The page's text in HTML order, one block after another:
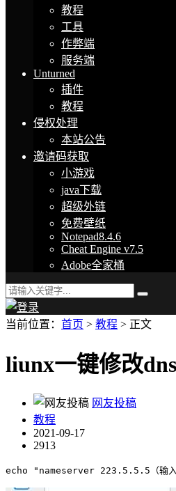
教程
工具
作弊端
服务端
Unturned
插件
教程
侵权处理
本站公告
邀请码获取
小游戏
java下载
超级外链
免费壁纸
Notepad8.4.6
Cheat Engine v7.5
Adobe全家桶
当前位置： 首页 > 教程 > 正文
liunx一键修改
网友投稿
教程
2021-09-17
2913
echo "nameserver 223.5.5.5（输